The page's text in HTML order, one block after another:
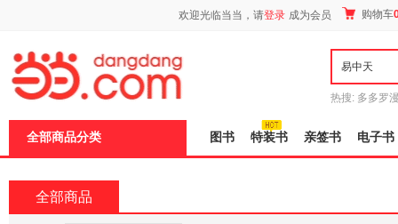
欢迎光临当当，请登录 成为会员 购物车
热搜: 多多罗
全部商品分类 图书 特装书 亲签书 电子书
全部商品
页
加